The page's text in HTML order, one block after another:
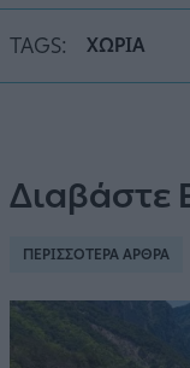
TAGS: ΧΩΡΙΑ
Διαβάστε
ΠΕΡΙΣΣΟΤΕΡΑ ΑΡΘΡΑ